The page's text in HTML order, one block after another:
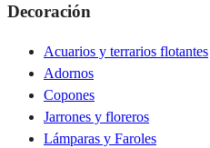
Decoración
Acuarios y terrarios flotantes
Adornos
Copones
Jarrones y floreros
Lámparas y Faroles